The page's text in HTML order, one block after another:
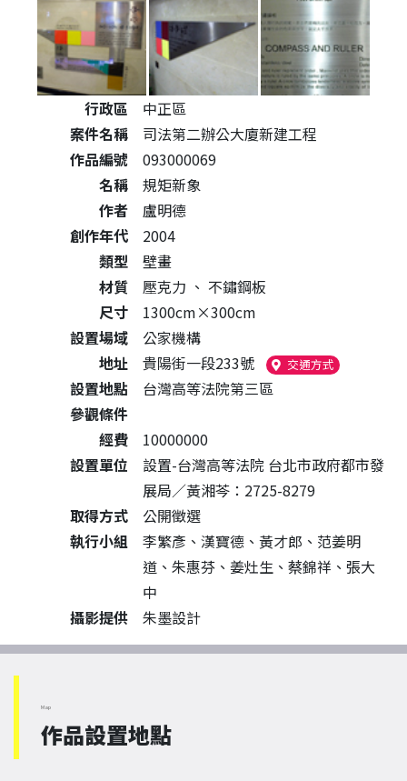
公共藝術作品詳細資料
行政區
中正區
案件名稱
司法第二辦公大廈新建工程
作品編號
093000069
名稱
規矩新象
作者
盧明德
創作年代
2004
類型
壁畫
材質
壓克力 、 不鏽鋼板
尺寸
1300cm×300cm
設置場域
公家機構
地址
貴陽街一段233號 交通方式（另開新視窗
設置地點
台灣高等法院第三區
參觀條件
經費
10000000
設置單位
設置-台灣高等法院 台北市政府都市發
展局／黃湘芩：2725-8279
取得方式
公開徵選
執行小組
李繁彥、漢寶德、黃才郎、范姜明
道、朱惠芬、姜灶生、蔡錦祥、張大
中
攝影提供
朱墨設計
Map
作品設置地點